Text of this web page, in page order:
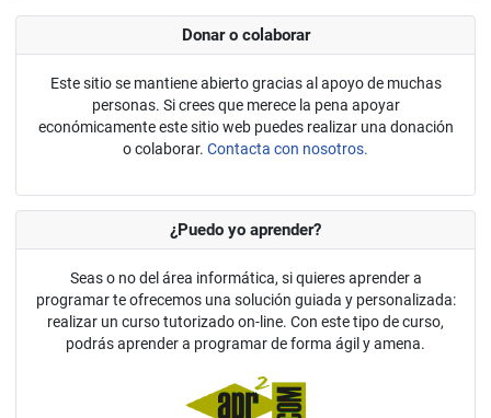
Donar o colaborar
Este sitio se mantiene abierto gracias al apoyo de muchas
personas. Si crees que merece la pena apoyar
económicamente este sitio web puedes realizar una donación
o colaborar. Contacta con nosotros.
¿Puedo yo aprender?
Seas o no del área informática, si quieres aprender a
programar te ofrecemos una solución guiada y personalizada:
realizar un curso tutorizado on-line. Con este tipo de curso,
podrás aprender a programar de forma ágil y amena.